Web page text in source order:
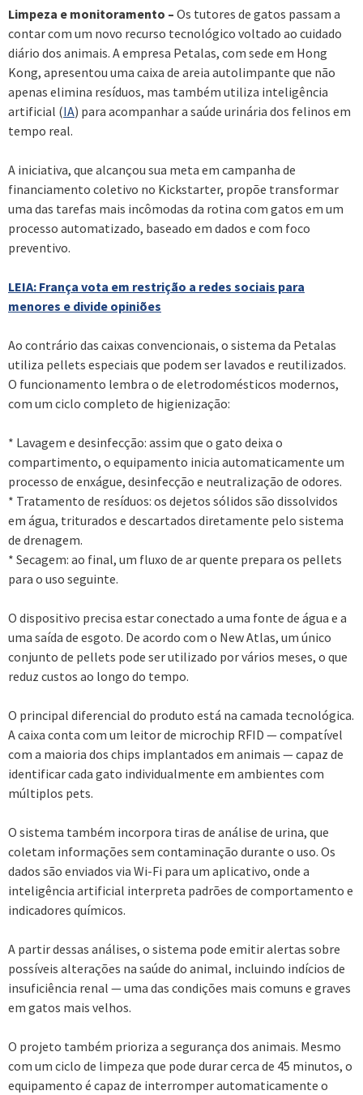
Limpeza e monitoramento – Os tutores de gatos passam a
contar com um novo recurso tecnológico voltado ao cuidado
diário dos animais. A empresa Petalas, com sede em Hong
Kong, apresentou uma caixa de areia autolimpante que não
apenas elimina resíduos, mas também utiliza inteligência
artificial (IA) para acompanhar a saúde urinária dos felinos em
tempo real.
A iniciativa, que alcançou sua meta em campanha de
financiamento coletivo no Kickstarter, propõe transformar
uma das tarefas mais incômodas da rotina com gatos em um
processo automatizado, baseado em dados e com foco
preventivo.
LEIA: França vota em restrição a redes sociais para
menores e divide opiniões
Ao contrário das caixas convencionais, o sistema da Petalas
utiliza pellets especiais que podem ser lavados e reutilizados.
O funcionamento lembra o de eletrodomésticos modernos,
com um ciclo completo de higienização:
* Lavagem e desinfecção: assim que o gato deixa o
compartimento, o equipamento inicia automaticamente um
processo de enxágue, desinfecção e neutralização de odores.
* Tratamento de resíduos: os dejetos sólidos são dissolvidos
em água, triturados e descartados diretamente pelo sistema
de drenagem.
* Secagem: ao final, um fluxo de ar quente prepara os pellets
para o uso seguinte.
O dispositivo precisa estar conectado a uma fonte de água e a
uma saída de esgoto. De acordo com o New Atlas, um único
conjunto de pellets pode ser utilizado por vários meses, o que
reduz custos ao longo do tempo.
O principal diferencial do produto está na camada tecnológica.
A caixa conta com um leitor de microchip RFID — compatível
com a maioria dos chips implantados em animais — capaz de
identificar cada gato individualmente em ambientes com
múltiplos pets.
O sistema também incorpora tiras de análise de urina, que
coletam informações sem contaminação durante o uso. Os
dados são enviados via Wi-Fi para um aplicativo, onde a
inteligência artificial interpreta padrões de comportamento e
indicadores químicos.
A partir dessas análises, o sistema pode emitir alertas sobre
possíveis alterações na saúde do animal, incluindo indícios de
insuficiência renal — uma das condições mais comuns e graves
em gatos mais velhos.
O projeto também prioriza a segurança dos animais. Mesmo
com um ciclo de limpeza que pode durar cerca de 45 minutos, o
equipamento é capaz de interromper automaticamente o